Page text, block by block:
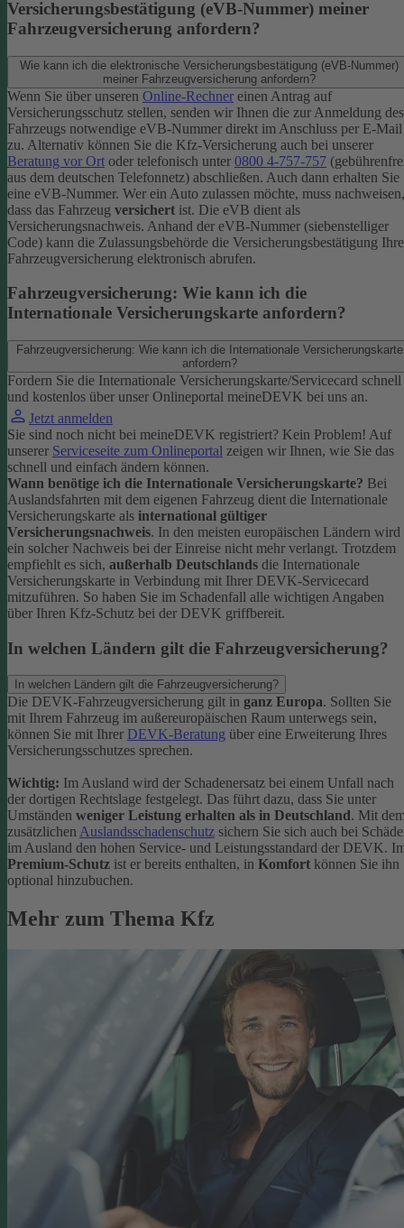
Versicherungsbestätigung (eVB-Nummer) meiner
Fahrzeugversicherung anfordern?
Wie kann ich die elektronische Versicherungsbestätigung (eVB-Nummer)
meiner Fahrzeugversicherung anfordern?
Wenn Sie über unseren Online-Rechner einen Antrag auf
Versicherungsschutz stellen, senden wir Ihnen die zur Anmeldung des
Fahrzeugs notwendige eVB-​Nummer direkt im Anschluss per E-Mail
zu. Alternativ können Sie die Kfz-​Versicherung auch bei unserer
Beratung vor Ort oder telefonisch unter 0800 4-​757-757
aus dem deutschen Telefonnetz) abschließen. Auch dann erhalten Sie
eine eVB-Nummer. Wer ein Auto zulassen möchte, muss nachweisen,
dass das Fahrzeug versichert ist. Die eVB dient als
Versicherungsnachweis. Anhand der eVB-Nummer (siebenstelliger
Code) kann die Zulassungsbehörde die Versicherungsbestätigung
Fahrzeugversicherung elektronisch abrufen.
Fahrzeugversicherung: Wie kann ich die
Internationale Versicherungskarte anfordern?
Fahrzeugversicherung: Wie kann ich die Internationale Versicherungskarte
anfordern?
Fordern Sie die Internationale Versicherungskarte/Servicecard schnell
und kostenlos über unser Onlineportal meineDEVK bei uns an.
Jetzt anmelden
Sie sind noch nicht bei meineDEVK registriert? Kein Problem! Auf
unserer Serviceseite zum Onlineportal zeigen wir Ihnen, wie Sie das
schnell und einfach ändern können.
Wann benötige ich die Internationale Versicherungskarte? Bei
Auslandsfahrten mit dem eigenen Fahrzeug dient die Internationale
Versicherungskarte als international gültiger
Versicherungsnachweis. In den meisten europäischen Ländern wird
ein solcher Nachweis bei der Einreise nicht mehr verlangt. Trotzdem
empfiehlt es sich, außerhalb Deutschlands die Internationale
Versicherungskarte in Verbindung mit Ihrer DEVK-Servicecard
mitzuführen. So haben Sie im Schadenfall alle wichtigen Angaben
über Ihren Kfz-Schutz bei der DEVK griffbereit.
In welchen Ländern gilt die Fahrzeugversicherung?
In welchen Ländern gilt die Fahrzeugversicherung?
Die DEVK-Fahrzeugversicherung gilt in ganz Europa. Sollten Sie
mit Ihrem Fahrzeug im außereuropäischen Raum unterwegs sein,
können Sie mit Ihrer DEVK-Beratung über eine Erweiterung Ihres
Versicherungsschutzes sprechen.
Wichtig: Im Ausland wird der Schadenersatz bei einem Unfall nach
der dortigen Rechtslage festgelegt. Das führt dazu, dass Sie unter
Umständen weniger Leistung erhalten als in Deutschland. Mit
zusätzlichenAuslandsschadenschutz sichern Sie sich auch bei
im Ausland den hohen Service- und Leistungsstandard der DEVK.
Premium-Schutz ist er bereits enthalten, in Komfort können Sie ihn
optional hinzubuchen.
Mehr zum Thema Kfz